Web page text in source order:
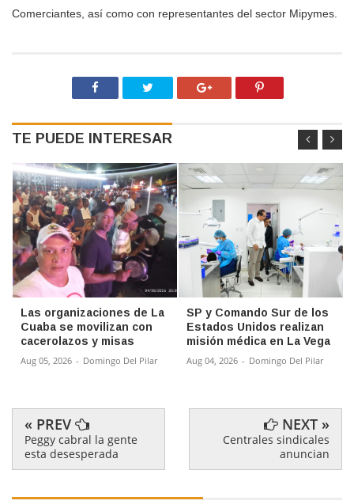
Comerciantes, así como con representantes del sector Mipymes.
TE PUEDE INTERESAR
Las organizaciones de La
Cuaba se movilizan con
cacerolazos y misas
Aug 05, 2026 - Domingo Del Pilar
SP y Comando Sur de los
Estados Unidos realizan
misión médica en La Vega
Aug 04, 2026 - Domingo Del Pilar
« PREV
Peggy cabral la gente
esta desesperada
NEXT »
Centrales sindicales
anuncian